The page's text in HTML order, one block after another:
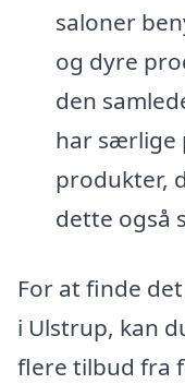
saloner
og dyre
den
har særlige
produkter,
dette også
For at finde
i Ulstrup, kan
flere tilbud fra